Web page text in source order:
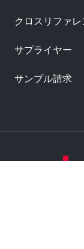
クロスリファレ
サプライヤー
サンプル請求